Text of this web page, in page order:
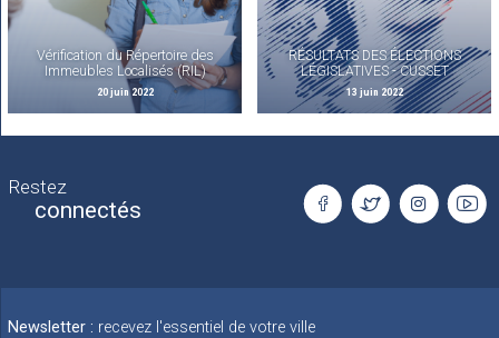
Vérification du Répertoire des
Immeubles Localisés (RIL)
20 juin 2022
RÉSULTATS DES ÉLECTIONS
LÉGISLATIVES - CUSSET
13 juin 2022
Restez
connectés
Newsletter : recevez l'essentiel de votre ville